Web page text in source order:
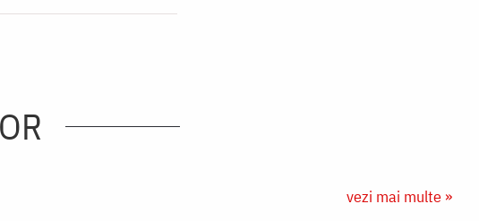
vezi mai multe »